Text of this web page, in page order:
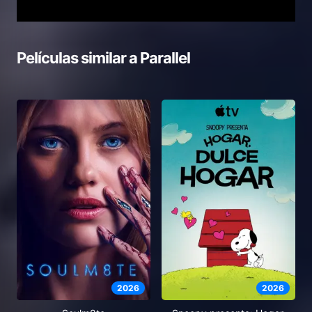
Películas similar aParallel
2026 2026